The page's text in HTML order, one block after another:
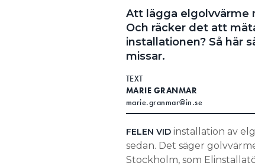
Att lägga elgolvvärme
Och räcker det att
installationen? Så här
missar.
TEXT
MARIE GRANMAR
marie.granmar@in.se
FELEN VIDinstallation av
sedan. Det säger
Stockholm, som